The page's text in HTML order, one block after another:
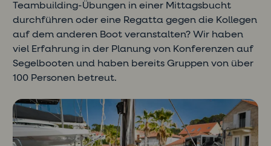
Teambuilding-Übungen in einer Mittagsbucht
durchführen oder eine Regatta gegen die Kollegen
auf dem anderen Boot veranstalten? Wir haben
viel Erfahrung in der Planung von Konferenzen auf
Segelbooten und haben bereits Gruppen von über
100 Personen betreut.